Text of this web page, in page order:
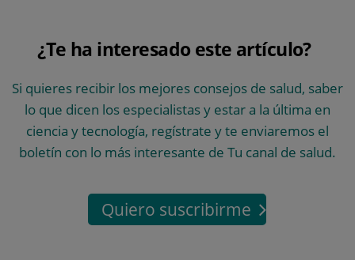
¿Te ha interesado este artículo?
Si quieres recibir los mejores consejos de salud, saber
lo que dicen los especialistas y estar a la última en
ciencia y tecnología, regístrate y te enviaremos el
boletín con lo más interesante de Tu canal de salud.
Quiero suscribirme